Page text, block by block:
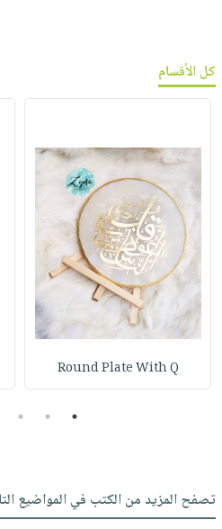
كل الأقسام
Round Plate With Q
1
2
3
تصفح المزيد من الكتب في المواضيع